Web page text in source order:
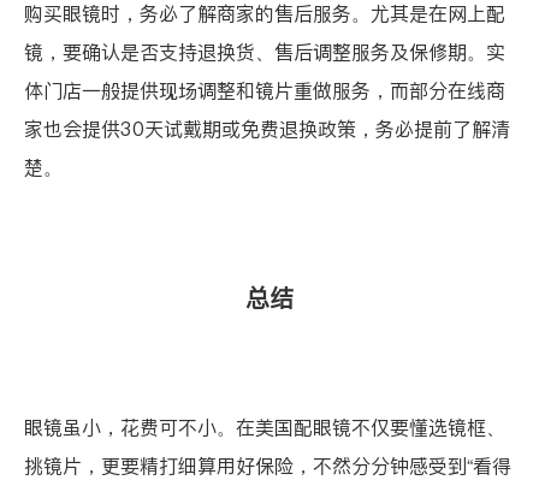
购买眼镜时，务必了解商家的售后服务。尤其是在网上配
镜，要确认是否支持退换货、售后调整服务及保修期。实
体门店一般提供现场调整和镜片重做服务，而部分在线商
家也会提供30天试戴期或免费退换政策，务必提前了解清
楚。
总结
眼镜虽小，花费可不小。在美国配眼镜不仅要懂选镜框、
挑镜片，更要精打细算用好保险，不然分分钟感受到“看得